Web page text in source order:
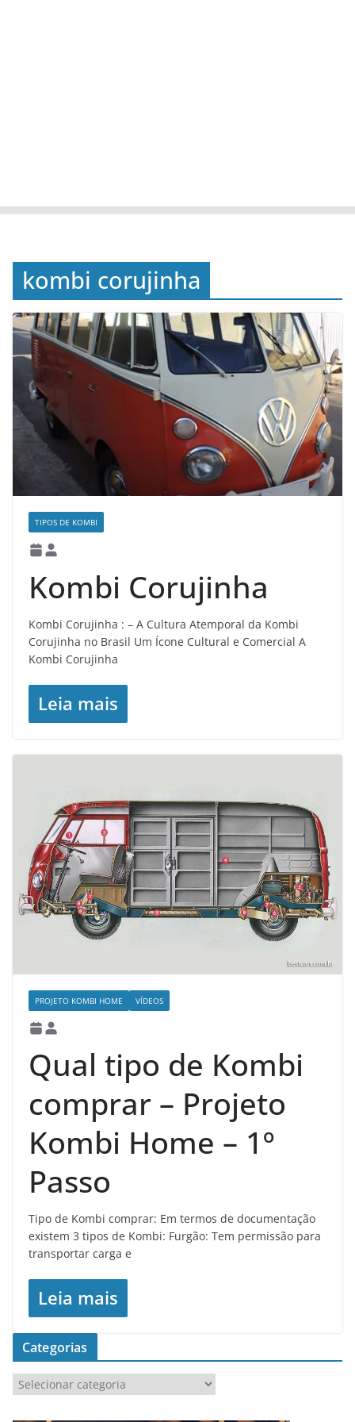
kombi corujinha
TIPOS DE KOMBI
Kombi Corujinha
Kombi Corujinha : – A Cultura Atemporal da Kombi
Corujinha no Brasil Um Ícone Cultural e Comercial A
Kombi Corujinha
Leia mais
PROJETO KOMBI HOME VÍDEOS
Qual tipo de Kombi
comprar – Projeto
Kombi Home – 1º
Passo
Tipo de Kombi comprar: Em termos de documentação
existem 3 tipos de Kombi: Furgão: Tem permissão para
transportar carga e
Leia mais
Categorias
a